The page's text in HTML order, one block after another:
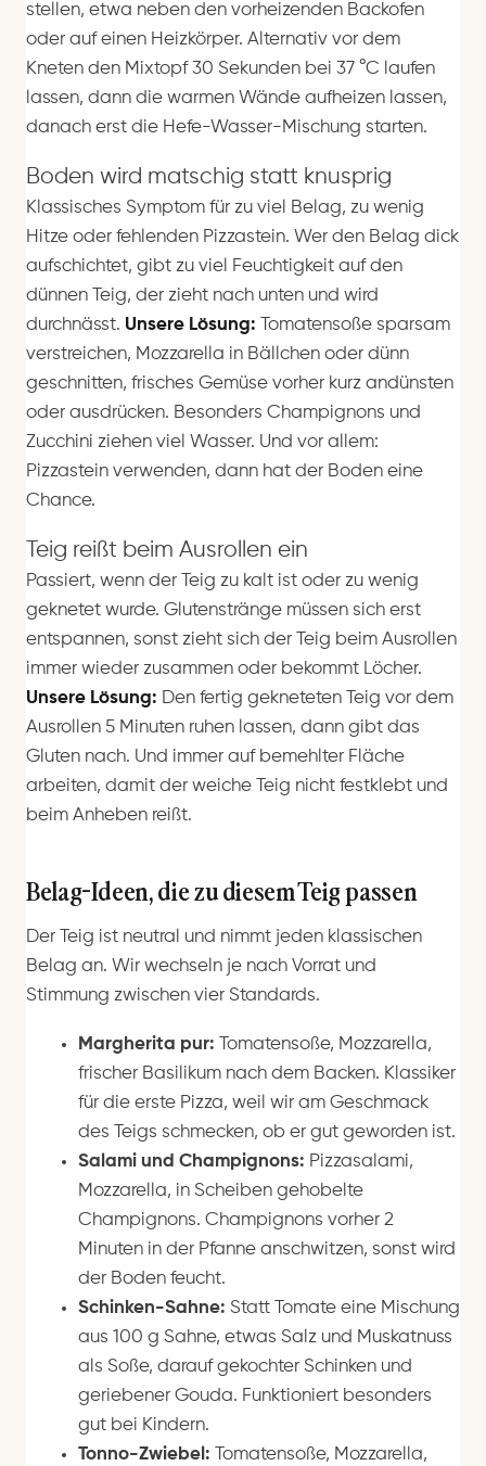
stellen, etwa neben den vorheizenden Backofen
oder auf einen Heizkörper. Alternativ vor dem
Kneten den Mixtopf 30 Sekunden bei 37 °C laufen
lassen, dann die warmen Wände aufheizen lassen,
danach erst die Hefe-Wasser-Mischung starten.
Boden wird matschig statt knusprig
Klassisches Symptom für zu viel Belag, zu wenig
Hitze oder fehlenden Pizzastein. Wer den Belag dick
aufschichtet, gibt zu viel Feuchtigkeit auf den
dünnen Teig, der zieht nach unten und wird
durchnässt. Unsere Lösung: Tomatensoße sparsam
verstreichen, Mozzarella in Bällchen oder dünn
geschnitten, frisches Gemüse vorher kurz andünsten
oder ausdrücken. Besonders Champignons und
Zucchini ziehen viel Wasser. Und vor allem:
Pizzastein verwenden, dann hat der Boden eine
Chance.
Teig reißt beim Ausrollen ein
Passiert, wenn der Teig zu kalt ist oder zu wenig
geknetet wurde. Glutenstränge müssen sich erst
entspannen, sonst zieht sich der Teig beim Ausrollen
immer wieder zusammen oder bekommt Löcher.
Unsere Lösung: Den fertig gekneteten Teig vor dem
Ausrollen 5 Minuten ruhen lassen, dann gibt das
Gluten nach. Und immer auf bemehlter Fläche
arbeiten, damit der weiche Teig nicht festklebt und
beim Anheben reißt.
Belag-Ideen, die zu diesem Teig passen
Der Teig ist neutral und nimmt jeden klassischen
Belag an. Wir wechseln je nach Vorrat und
Stimmung zwischen vier Standards.
Margherita pur: Tomatensoße, Mozzarella,
frischer Basilikum nach dem Backen. Klassiker
für die erste Pizza, weil wir am Geschmack
des Teigs schmecken, ob er gut geworden ist.
Salami und Champignons: Pizzasalami,
Mozzarella, in Scheiben gehobelte
Champignons. Champignons vorher 2
Minuten in der Pfanne anschwitzen, sonst wird
der Boden feucht.
Schinken-Sahne: Statt Tomate eine Mischung
aus 100 g Sahne, etwas Salz und Muskatnuss
als Soße, darauf gekochter Schinken und
geriebener Gouda. Funktioniert besonders
gut bei Kindern.
Tonno-Zwiebel: Tomatensoße, Mozzarella,